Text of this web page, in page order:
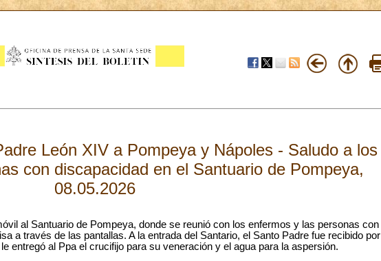
León XIV a Pompeya y Nápoles - Saludo a los
con discapacidad en el Santuario de Pompeya,
08.05.2026
al Santuario de Pompeya, donde se reunió con los enfermos y las personas con
a través de las pantallas. A la entrada del Santario, el Santo Padre fue recibido por
entregó al Ppa el crucifijo para su veneración y el agua para la aspersión.